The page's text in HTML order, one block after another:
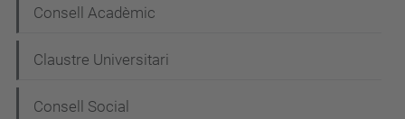
a
c
Consell Acadèmic
Claustre Universitari
Consell Social